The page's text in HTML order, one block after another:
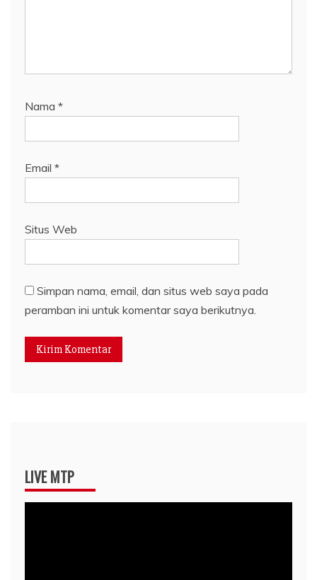
Nama *
Email *
Situs Web
Simpan nama, email, dan situs web saya pada
peramban ini untuk komentar saya berikutnya.
LIVE MTP